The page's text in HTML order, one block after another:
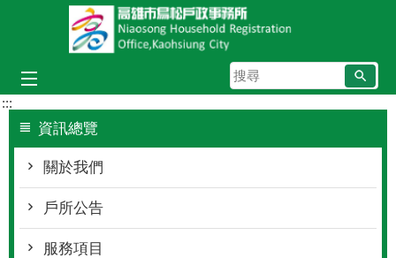
跳到主要內容區塊
搜
尋
:::
資訊總覽
關於我們
戶所公告
服務項目